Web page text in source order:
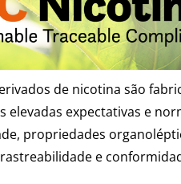
de nicotina são
expectativas e
propriedades
e